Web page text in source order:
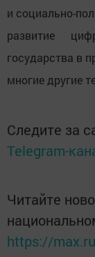
и социально-
развитие
государства в
многие другие
Следите за
Telegram-
Читайте
https://